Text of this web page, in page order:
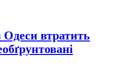
Одеси втратить